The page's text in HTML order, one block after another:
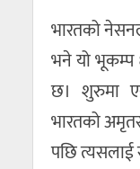
भारतको
भने यो भूकम्प
छ। शुरुमा
भारतको
पछि त्यसलाई